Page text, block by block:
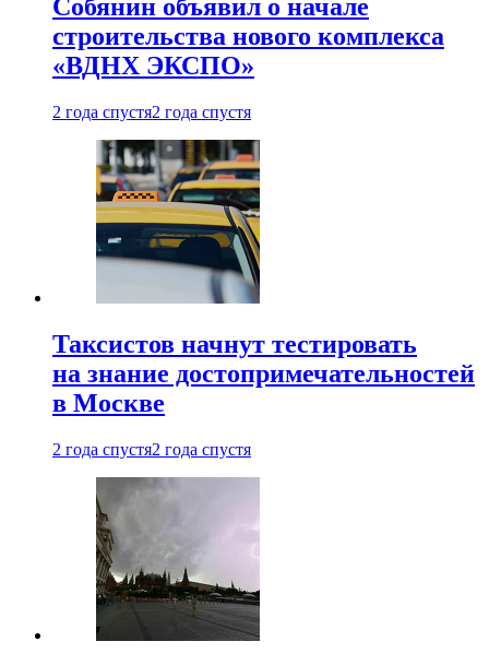
Собянин объявил о начале
строительства нового комплекса
«ВДНХ ЭКСПО»
2 года спустя2 года спустя
Таксистов начнут тестировать
на знание достопримечательностей
в Москве
2 года спустя2 года спустя